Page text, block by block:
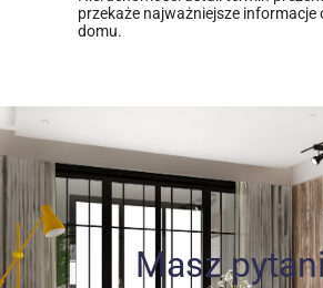
przekaże najważniejsze informacje
domu.
Masz